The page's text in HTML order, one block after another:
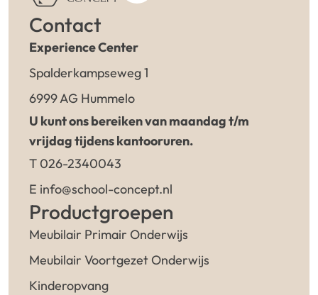
Contact
Experience Center
Spalderkampseweg 1
6999 AG Hummelo
U kunt ons bereiken van maandag t/m
vrijdag tijdens kantooruren.
T 026-2340043
E info@school-concept.nl
Productgroepen
Meubilair Primair Onderwijs
Meubilair Voortgezet Onderwijs
Kinderopvang